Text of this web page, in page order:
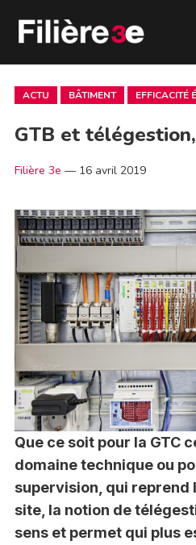
ACTU BÂTIMENT EFFICACITÉ
GTB et
Filière 3e — 16 avril 2019
Que ce soit pour la GTC
domaine technique ou
supervision, qui reprend
site, la notion de
sens et permet qui plus